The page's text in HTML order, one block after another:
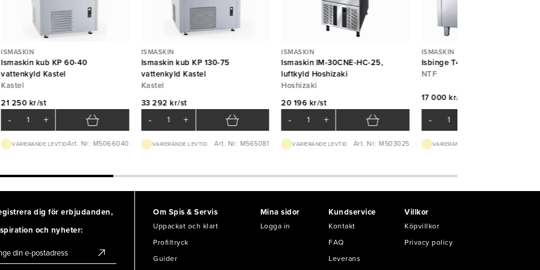
ISMASKIN
Ismaskin kub KP 60-40
vattenkyld Kastel
Kastel
21 250 kr/st
- +
VARIERANDE LEVTIDArt. Nr: M5066040
ISMASKIN
Ismaskin kub KP 130-75
vattenkyld Kastel
Kastel
33 292 kr/st
- +
VARIERANDE LEVTID Art. Nr: M565081
ISMASKIN
Ismaskin IM-30CNE-HC-25,
luftkyld Hoshizaki
Hoshizaki
20 196 kr/st
- +
VARIERANDE LEVTID Art. Nr: M503025
ISMASKIN
Isbinge T420 (200 kg) NTF
NTF
17 000 kr/st
-
VARIERANDE LEVTID
dig för erbjudanden,
och nyheter:
Om Spis & Servis
Uppackat och klart
Profiltryck
Guider
Mina sidor
Logga in
Kundservice
Kontakt
FAQ
Leverans
Villkor
Köpvillkor
Privacy policy